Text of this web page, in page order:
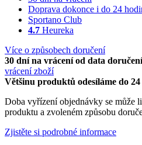
Doprava dokonce i do 24
Sportano Club
4.7 Heureka
Více o způsobech doručení
30 dní na vrácení od data
vrácení zboží
Většinu produktů odesíláme do
Doba vyřízení objednávky se může
produktu a zvoleném způsobu
Zjistěte si podrobné informace